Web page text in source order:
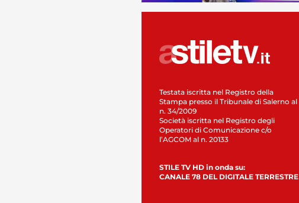
Testata iscritta nel Registro della
Stampa presso il Tribunale di Salerno al
n. 34/2009
Società iscritta nel Registro degli
Operatori di Comunicazione c/o
l’AGCOM al n. 20133
STILE TV HD in onda su:
CANALE 78 DEL DIGITALE TERRESTRE